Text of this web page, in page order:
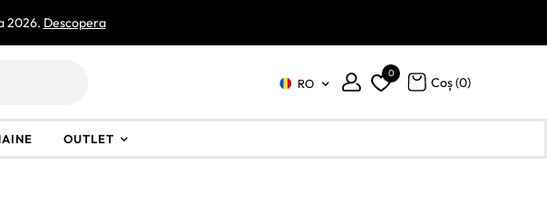
2026. Descopera
RO
0
Coș (0)
OUTLET